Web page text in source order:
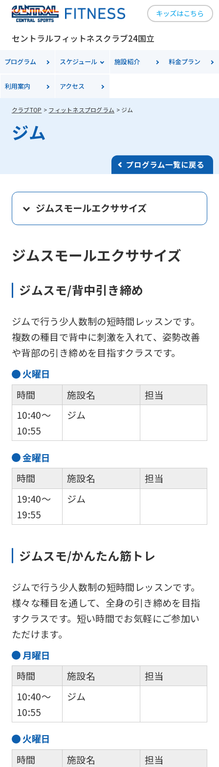
キッズはこちら
セントラルフィットネスクラブ24国立
プログラム スケジュール 施設紹介 料金プラン
利用案内 アクセス
クラブTOP フィットネスプログラム ジム
ジム
プログラム一覧に戻る
ジムスモールエクササイズ
ジムスモールエクササイズ
ジムスモ/背中引き締め
ジムで行う少人数制の短時間レッスンです。
複数の種目で背中に刺激を入れて、姿勢改善
や背部の引き締めを目指すクラスです。
火曜日
時間
10:40～
10:55
施設名
ジム
担当
金曜日
時間
19:40～
19:55
施設名
ジム
担当
ジムスモ/かんたん筋トレ
ジムで行う少人数制の短時間レッスンです。
様々な種目を通して、全身の引き締めを目指
すクラスです。短い時間でお気軽にご参加い
ただけます。
月曜日
時間
10:40～
10:55
施設名
ジム
担当
火曜日
時間
施設名
担当